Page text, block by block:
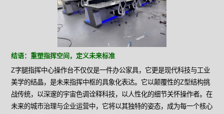
结语：重塑指挥空间，定义未来标准
Z字腿指挥中心操作台不仅仅是一件办公家具，它更是现代科技与工业
美学的结晶，是未来指挥中枢的具象化表达。它以颠覆性的Z型结构挑
战传统，以深邃的宇宙色调诠释科技，以人性化的细节关怀操作者。在
未来的城市治理与企业运营中，它将以其独特的姿态，成为每一个核心